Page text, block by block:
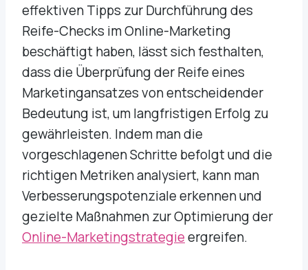
effektiven Tipps zur Durchführung des
Reife-Checks im Online-Marketing
beschäftigt haben, lässt sich festhalten,
dass die Überprüfung der Reife eines
Marketingansatzes von entscheidender
Bedeutung ist, um langfristigen Erfolg zu
gewährleisten. Indem man die
vorgeschlagenen Schritte befolgt und die
richtigen Metriken analysiert, kann man
Verbesserungspotenziale erkennen und
gezielte Maßnahmen zur Optimierung der
Online-Marketingstrategieergreifen.